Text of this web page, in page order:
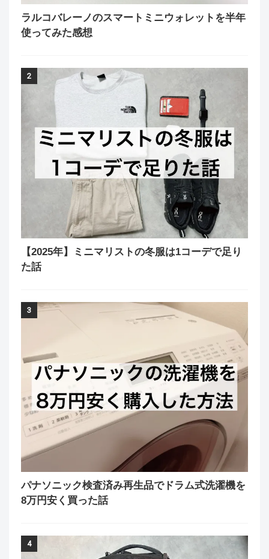
ラルコバレーノのスマートミニウォレットを半年
使ってみた感想
2
【2025年】ミニマリストの冬服は1コーデで足り
た話
3
パナソニック検査済み再生品でドラム式洗濯機を
8万円安く買った話
4